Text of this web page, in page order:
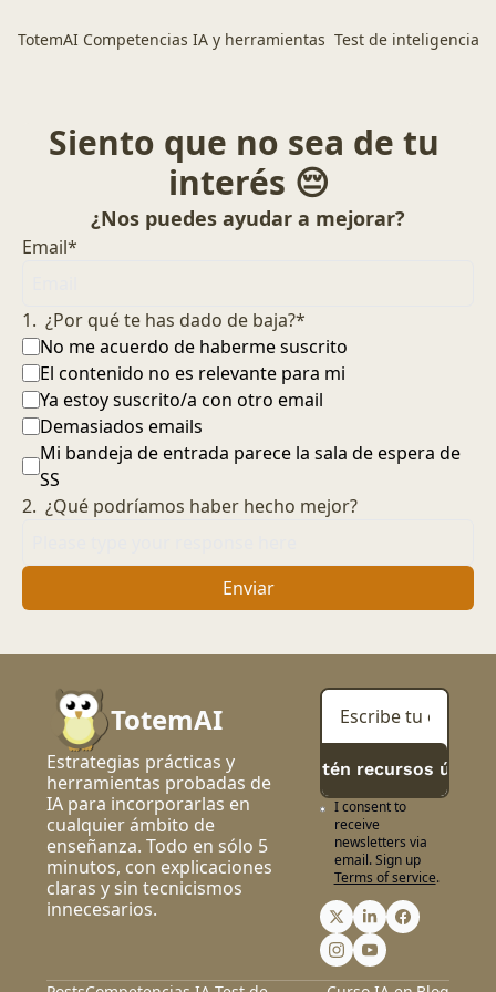
TotemAI Competencias IA y herramientas Test de inteligencia
Siento que no sea de tu
interés 😔
¿Nos puedes ayudar a mejorar?
Email*
1. ¿Por qué te has dado de baja?*
No me acuerdo de haberme suscrito
El contenido no es relevante para mi
Ya estoy suscrito/a con otro email
Demasiados emails
Mi bandeja de entrada parece la sala de espera de
SS
2. ¿Qué podríamos haber hecho mejor?
TotemAI
Estrategias prácticas y
herramientas probadas de
IA para incorporarlas en
cualquier ámbito de
enseñanza. Todo en sólo 5
minutos, con explicaciones
claras y sin tecnicismos
innecesarios.
> Obtén recursos útiles
I consent to
receive
newsletters via
email. Sign up
Terms of service.